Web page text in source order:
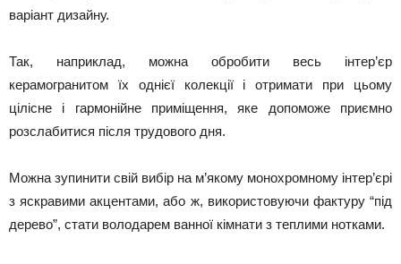
варіант дизайну.
Так, наприклад, можна обробити весь інтер’єр
керамогранитом їх однієї колекції і отримати при цьому
цілісне і гармонійне приміщення, яке допоможе приємно
розслабитися після трудового дня.
Можна зупинити свій вибір на м’якому монохромному інтер’єрі
з яскравими акцентами, або ж, використовуючи фактуру “під
дерево”, стати володарем ванної кімнати з теплими нотками.